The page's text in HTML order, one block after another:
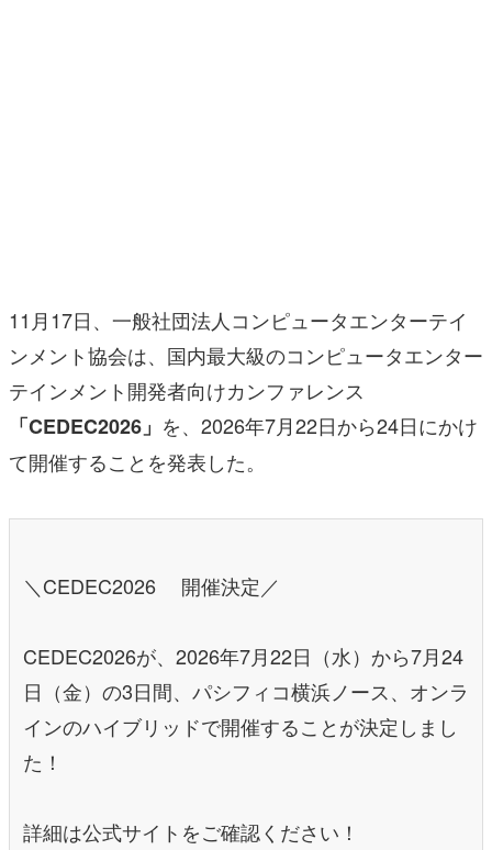
11月17日、一般社団法人コンピュータエンターテイ
ンメント協会は、国内最大級のコンピュータエンター
テインメント開発者向けカンファレンス
「CEDEC2026」 を、2026年7月22日から24日にかけ
て開催することを発表した。
＼CEDEC2026 開催決定／
CEDEC2026が、2026年7月22日（水）から7月24
日（金）の3日間、パシフィコ横浜ノース、オンラ
インのハイブリッドで開催することが決定しまし
た！
詳細は公式サイトをご確認ください！